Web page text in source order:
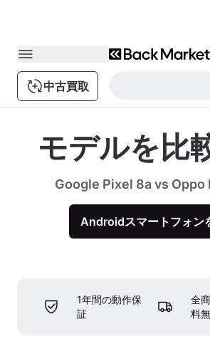
中古買取
モデルを比
Google Pixel 8a vs Oppo
Androidスマートフォン
1年間の動作保
証
全
料